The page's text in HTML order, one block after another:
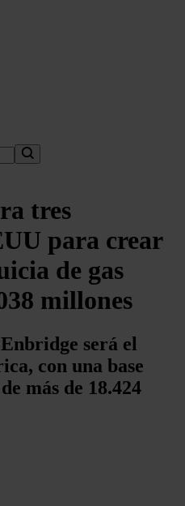
tres
para crear
de gas
millones
será el
con una base
más de 18.424